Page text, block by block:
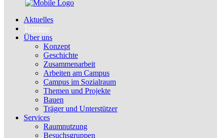
Aktuelles
Termine
Über uns
Konzept
Geschichte
Zusammenarbeit
Arbeiten am Campus
Campus im Sozialraum
Themen und Projekte
Bauen
Träger und Unterstützer
Services
Raumnutzung
Besuchsgruppen